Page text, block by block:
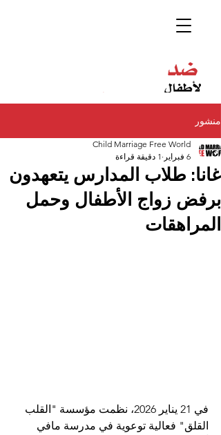
منشور
غانا: طلاب المدارس يتعهدون
برفض زواج الأطفال وحمل
المراهقات
Child Marriage Free World
6 فبراير
1 دقيقة قراءة
في 21 يناير 2026، نظمت مؤسسة "القلب
القلق" فعالية توعوية في مدرسة مافي